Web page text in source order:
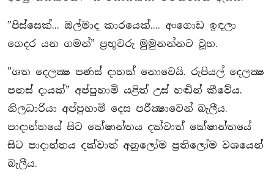
”පිස්සෙක්... ඔල්මාද කාරයෙක්.... අංගොඩ ඉඳලා
ගෙදර යන ගමන්” ප‍්‍රභූවරු මුමුනන්නට වූහ.
”ශත දෙලක්‍ෂ පණස් දාහක් නොවෙයි. රුපියල් දෙලක්‍ෂ
පනස් දායක්” අප්පුහාමි යළිත් උස් හඬින් කීවේය.
නිලධාරියා අප්පුහාමි දෙස පරීක්‍ෂාවෙන් බැලීය.
පාදාන්තයේ සිට කේෂාන්තය දක්වාත් කේෂාන්තයේ
සිට පාදාන්තය දක්වාත් අනුලෝම ප‍්‍රතිලෝම වශයෙන්
බැලීය.